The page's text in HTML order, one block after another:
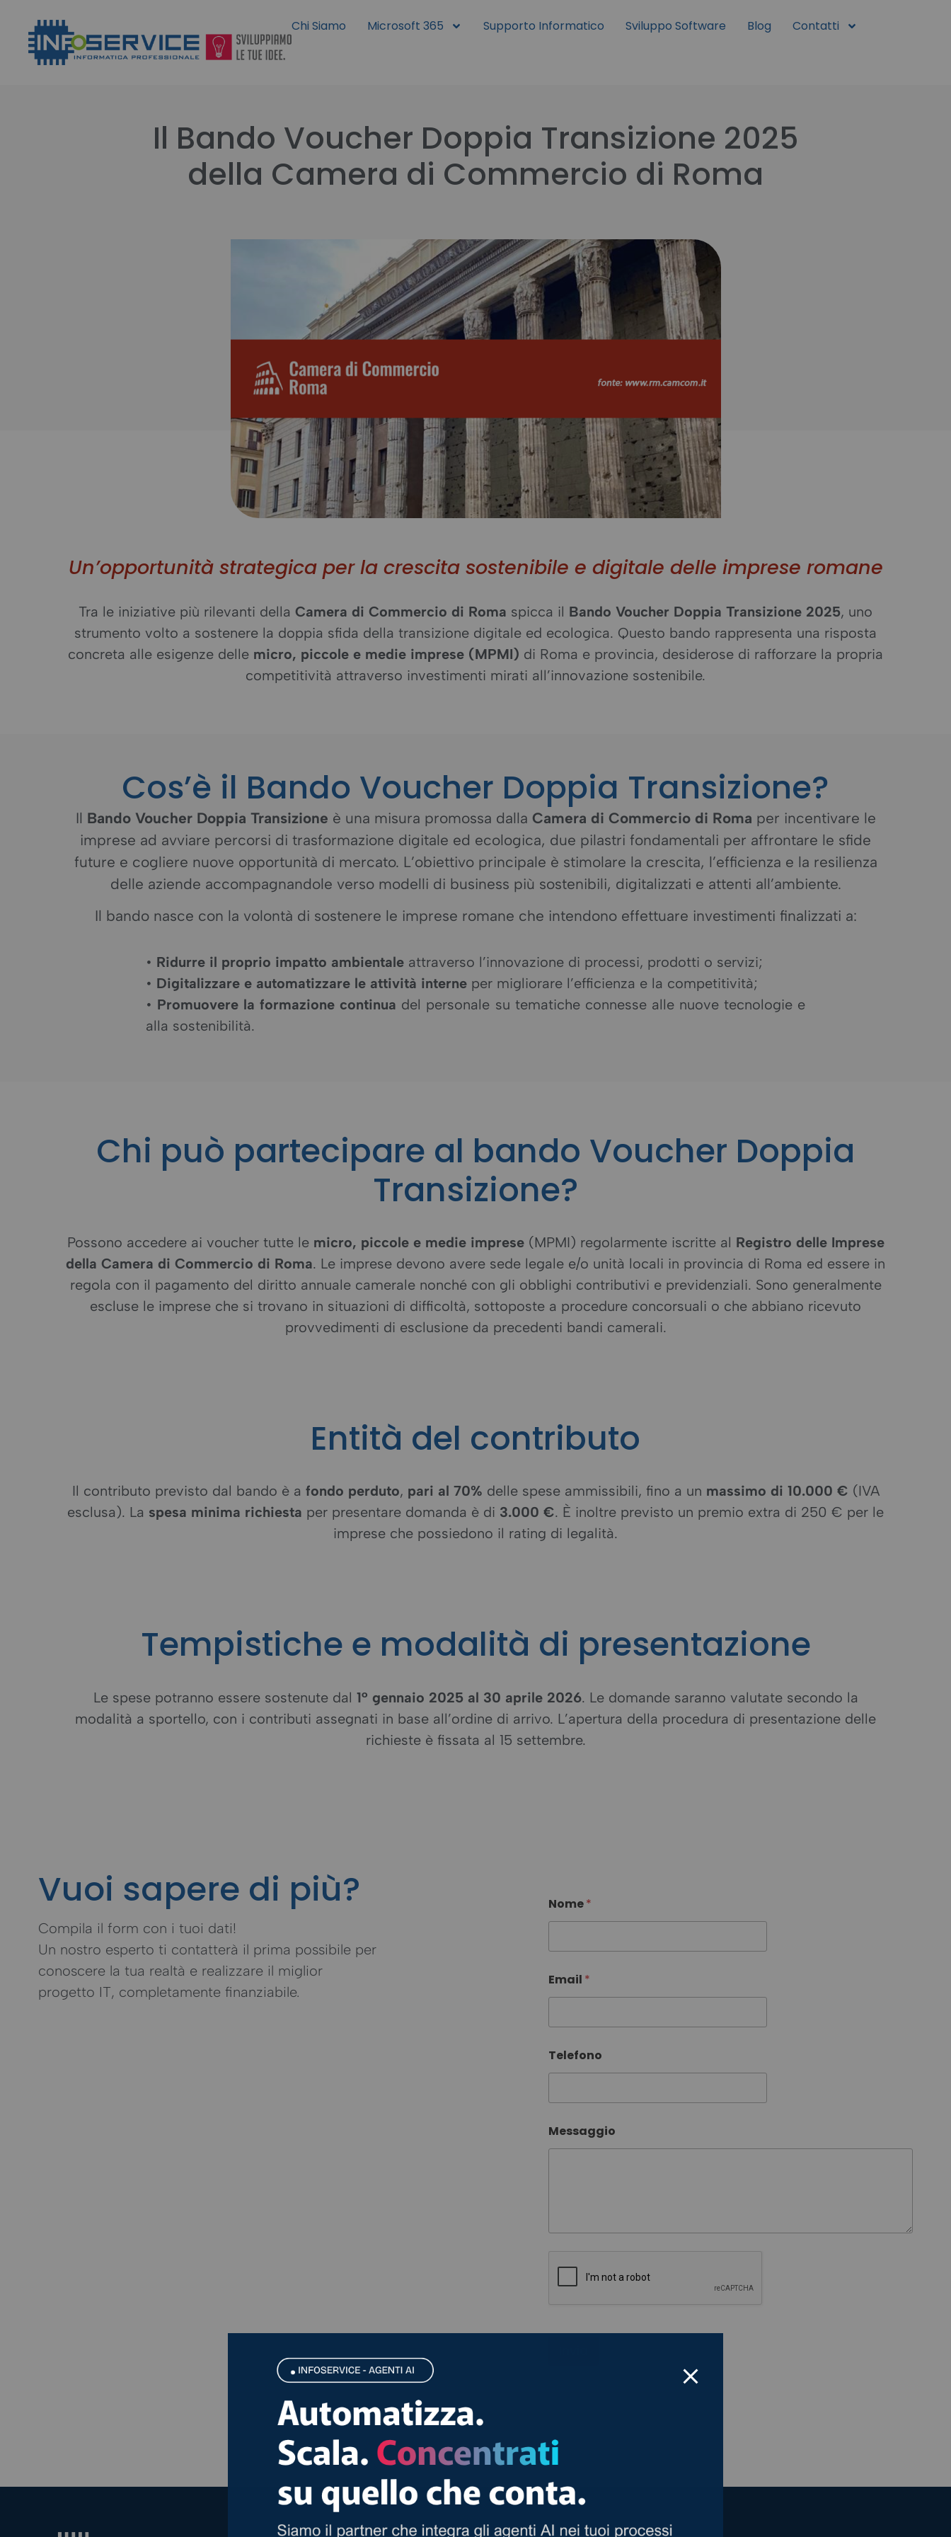
Chi Siamo Microsoft 365 Supporto Informatico Sviluppo Software Blog Contatti
Il Bando Voucher Doppia Transizione 2025
della Camera di Commercio di Roma
Un’opportunità strategica per la crescita sostenibile e digitale delle imprese romane
Tra le iniziative più rilevanti della Camera di Commercio di Roma spicca il Bando Voucher Doppia Transizione 2025, uno
strumento volto a sostenere la doppia sfida della transizione digitale ed ecologica. Questo bando rappresenta una risposta
concreta alle esigenze delle micro, piccole e medie imprese (MPMI) di Roma e provincia, desiderose di rafforzare la propria
competitività attraverso investimenti mirati all’innovazione sostenibile.
Cos’è il Bando Voucher Doppia Transizione?
Il Bando Voucher Doppia Transizione è una misura promossa dalla Camera di Commercio di Roma per incentivare le
imprese ad avviare percorsi di trasformazione digitale ed ecologica, due pilastri fondamentali per affrontare le sfide
future e cogliere nuove opportunità di mercato. L’obiettivo principale è stimolare la crescita, l’efficienza e la resilienza
delle aziende accompagnandole verso modelli di business più sostenibili, digitalizzati e attenti all’ambiente.
Il bando nasce con la volontà di sostenere le imprese romane che intendono effettuare investimenti finalizzati a:
• Ridurre il proprio impatto ambientale attraverso l’innovazione di processi, prodotti o servizi;
• Digitalizzare e automatizzare le attività interne per migliorare l’efficienza e la competitività;
• Promuovere la formazione continua del personale su tematiche connesse alle nuove tecnologie e
alla sostenibilità.
Chi può partecipare al bando Voucher Doppia
Transizione?
Possono accedere ai voucher tutte le micro, piccole e medie imprese (MPMI) regolarmente iscritte al Registro delle Imprese
della Camera di Commercio di Roma. Le imprese devono avere sede legale e/o unità locali in provincia di Roma ed essere in
regola con il pagamento del diritto annuale camerale nonché con gli obblighi contributivi e previdenziali. Sono generalmente
escluse le imprese che si trovano in situazioni di difficoltà, sottoposte a procedure concorsuali o che abbiano ricevuto
provvedimenti di esclusione da precedenti bandi camerali.
Entità del contributo
Il contributo previsto dal bando è a fondo perduto, pari al 70% delle spese ammissibili, fino a un massimo di 10.000 € (IVA
esclusa). La spesa minima richiesta per presentare domanda è di 3.000 €. È inoltre previsto un premio extra di 250 € per le
imprese che possiedono il rating di legalità.
Tempistiche e modalità di presentazione
Le spese potranno essere sostenute dal 1° gennaio 2025 al 30 aprile 2026. Le domande saranno valutate secondo la
modalità a sportello, con i contributi assegnati in base all’ordine di arrivo. L’apertura della procedura di presentazione delle
richieste è fissata al 15 settembre.
Vuoi sapere di più?
Compila il form con i tuoi dati!
Un nostro esperto ti contatterà il prima possibile per
conoscere la tua realtà e realizzare il miglior
progetto IT, completamente finanziabile.
Nome*
m
a
l
N
o
m
Email *
Telefono
Messaggio